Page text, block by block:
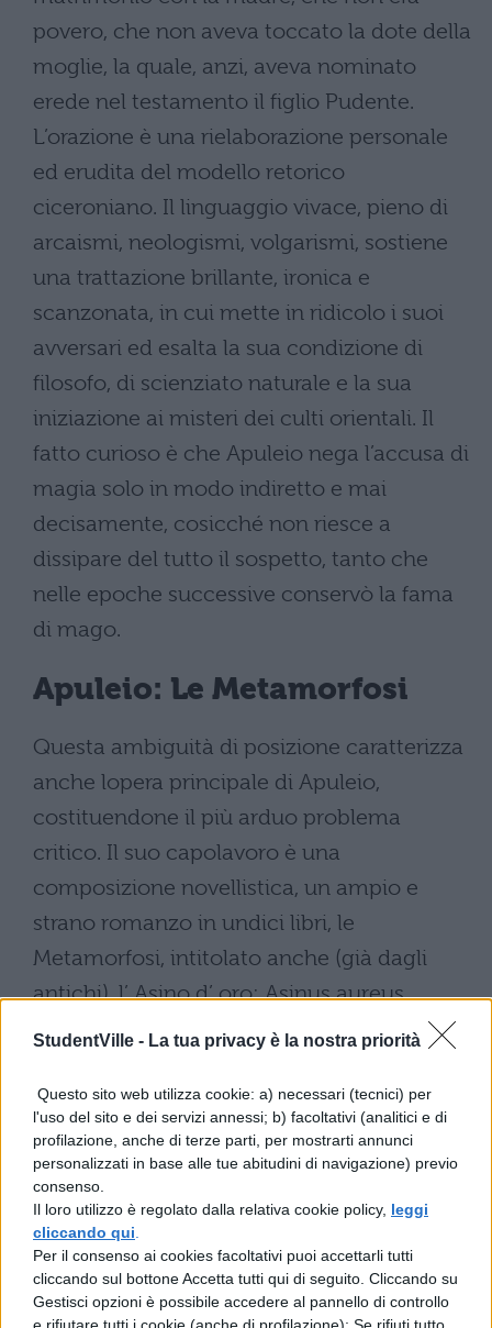
StudentVille - La tua privacy è la nostra priorità
Questo sito web utilizza cookie: a) necessari (tecnici) per
l'uso del sito e dei servizi annessi; b) facoltativi (analitici e di
profilazione, anche di terze parti, per mostrarti annunci
personalizzati in base alle tue abitudini di navigazione) previo
consenso.
Il loro utilizzo è regolato dalla relativa cookie policy, leggi
cliccando qui
Per il consenso ai cookies facoltativi puoi accettarli tutti
cliccando sul bottone Accetta tutti qui di seguito. Cliccando su
Gestisci opzioni è possibile accedere al pannello di controllo
povero, che non aveva toccato la dote della
moglie, la quale, anzi, aveva nominato
erede nel testamento il figlio Pudente.
L’orazione è una rielaborazione personale
ed erudita del modello retorico
ciceroniano. Il linguaggio vivace, pieno di
arcaismi, neologismi, volgarismi, sostiene
una trattazione brillante, ironica e
scanzonata, in cui mette in ridicolo i suoi
avversari ed esalta la sua condizione di
filosofo, di scienziato naturale e la sua
iniziazione ai misteri dei culti orientali. Il
fatto curioso è che Apuleio nega l’accusa di
magia solo in modo indiretto e mai
decisamente, cosicché non riesce a
dissipare del tutto il sospetto, tanto che
nelle epoche successive conservò la fama
di mago.
Apuleio: Le Metamorfosi
Questa ambiguità di posizione caratterizza
anche lopera principale di Apuleio,
costituendone il più arduo problema
critico. Il suo capolavoro è una
composizione novellistica, un ampio e
strano romanzo in undici libri, le
Metamorfosi, intitolato anche (già dagli
antichi), l’ Asino d’ oro: Asinus aureus.
Appartiene a quel genere di romanzo che
molto sviluppato, pur senza trovare molti
autori di valore, nell’Oriente greco.
L’argomento non è di per sé nuovo, ma
deriva dal romanzo greco di un certo Lucio
di Patre. La fonte greca per noi è andata
perduta, ma conserviamo un’operetta, di
cui è discussa l’attribuzione a Luciano,